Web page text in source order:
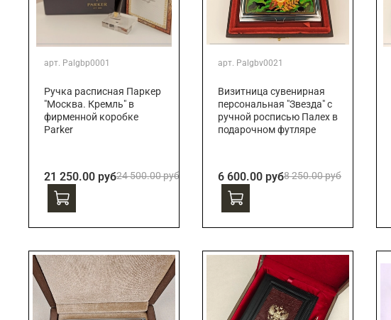
арт. Palgbp0001
Ручка расписная Паркер
"Москва. Кремль" в
фирменной коробке
Parker
21 250.00 руб24 500.00 руб
арт. Palgbv0021
Визитница сувенирная
персональная "Звезда" с
ручной росписью Палех в
подарочном футляре
6 600.00 руб8 250.00 руб